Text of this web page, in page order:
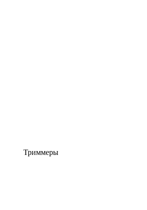
Триммеры